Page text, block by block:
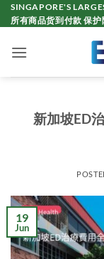
Skip
to
SINGAPORE'S
所有商品货到付款 保护
新加坡ED
19
Jun